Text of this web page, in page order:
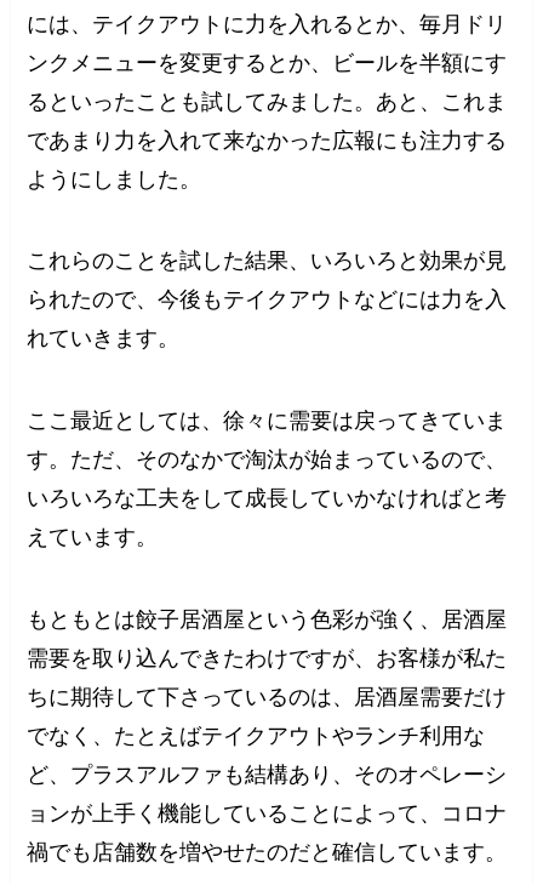
には、テイクアウトに力を入れるとか、毎月ドリ
ンクメニューを変更するとか、ビールを半額にす
るといったことも試してみました。あと、これま
であまり力を入れて来なかった広報にも注力する
ようにしました。
これらのことを試した結果、いろいろと効果が見
られたので、今後もテイクアウトなどには力を入
れていきます。
ここ最近としては、徐々に需要は戻ってきていま
す。ただ、そのなかで淘汰が始まっているので、
いろいろな工夫をして成長していかなければと考
えています。
もともとは餃子居酒屋という色彩が強く、居酒屋
需要を取り込んできたわけですが、お客様が私た
ちに期待して下さっているのは、居酒屋需要だけ
でなく、たとえばテイクアウトやランチ利用な
ど、プラスアルファも結構あり、そのオペレーシ
ョンが上手く機能していることによって、コロナ
禍でも店舗数を増やせたのだと確信しています。